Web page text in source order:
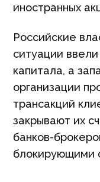
иностранных
Российские
ситуации
капитала, а
организации
трансакций
закрывают их
банков-
блокирующими